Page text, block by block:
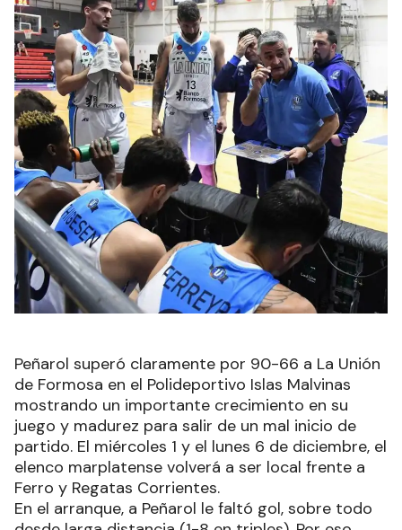
Peñarol superó claramente por 90-66 a La Unión
de Formosa en el Polideportivo Islas Malvinas
mostrando un importante crecimiento en su
juego y madurez para salir de un mal inicio de
partido. El miércoles 1 y el lunes 6 de diciembre, el
elenco marplatense volverá a ser local frente a
Ferro y Regatas Corrientes.
En el arranque, a Peñarol le faltó gol, sobre todo